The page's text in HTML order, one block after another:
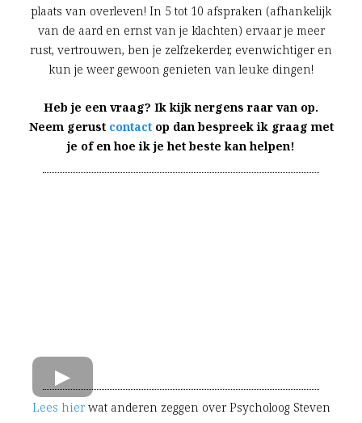
plaats van overleven! In 5 tot 10 afspraken (afhankelijk
van de aard en ernst van je klachten) ervaar je meer
rust, vertrouwen, ben je zelfzekerder, evenwichtiger en
kun je weer gewoon genieten van leuke dingen!
Heb je een vraag? Ik kijk nergens raar van op.
Neem gerust contactop dan bespreek ik graag met
je of en hoe ik je het beste kan helpen!
Lees hier wat anderen zeggen over Psycholoog Steven